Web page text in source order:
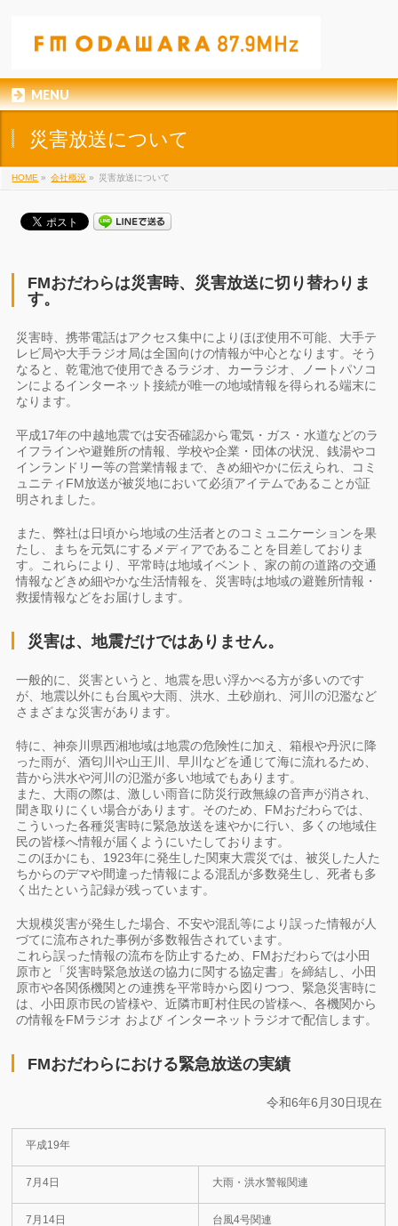
MENU
災害放送について
HOME » 会社概況 » 災害放送について
FMおだわらは災害時、災害放送に切り替わりま
す。
災害時、携帯電話はアクセス集中によりほぼ使用不可能、大手テ
レビ局や大手ラジオ局は全国向けの情報が中心となります。そう
なると、乾電池で使用できるラジオ、カーラジオ、ノートパソコ
ンによるインターネット接続が唯一の地域情報を得られる端末に
なります。
平成17年の中越地震では安否確認から電気・ガス・水道などのラ
イフラインや避難所の情報、学校や企業・団体の状況、銭湯やコ
インランドリー等の営業情報まで、きめ細やかに伝えられ、コミ
ュニティFM放送が被災地において必須アイテムであることが証
明されました。
また、弊社は日頃から地域の生活者とのコミュニケーションを果
たし、まちを元気にするメディアであることを目差しておりま
す。これらにより、平常時は地域イベント、家の前の道路の交通
情報などきめ細やかな生活情報を、災害時は地域の避難所情報・
救援情報などをお届けします。
災害は、地震だけではありません。
一般的に、災害というと、地震を思い浮かべる方が多いのです
が、地震以外にも台風や大雨、洪水、土砂崩れ、河川の氾濫など
さまざまな災害があります。
特に、神奈川県西湘地域は地震の危険性に加え、箱根や丹沢に降
った雨が、酒匂川や山王川、早川などを通じて海に流れるため、
昔から洪水や河川の氾濫が多い地域でもあります。
また、大雨の際は、激しい雨音に防災行政無線の音声が消され、
聞き取りにくい場合があります。そのため、FMおだわらでは、
こういった各種災害時に緊急放送を速やかに行い、多くの地域住
民の皆様へ情報が届くようにいたしております。
このほかにも、1923年に発生した関東大震災では、被災した人た
ちからのデマや間違った情報による混乱が多数発生し、死者も多
く出たという記録が残っています。
大規模災害が発生した場合、不安や混乱等により誤った情報が人
づてに流布された事例が多数報告されています。
これら誤った情報の流布を防止するため、FMおだわらでは小田
原市と「災害時緊急放送の協力に関する協定書」を締結し、小田
原市や各関係機関との連携を平常時から図りつつ、緊急災害時に
は、小田原市民の皆様や、近隣市町村住民の皆様へ、各機関から
の情報をFMラジオ および インターネットラジオで配信します。
FMおだわらにおける緊急放送の実績
令和6年6月30日現在
平成19年
7月4日 大雨・洪水警報関連
7月14日 台風4号関連